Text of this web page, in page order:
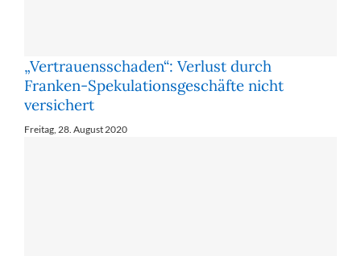
„Vertrauensschaden“: Verlust durch
Franken-Spekulationsgeschäfte nicht
versichert
Freitag, 28. August 2020